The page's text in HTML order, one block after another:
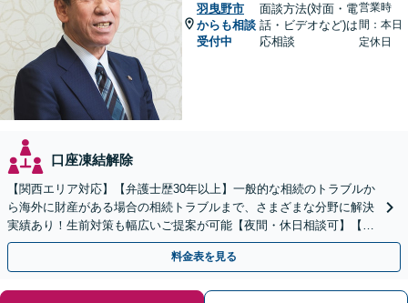
羽曳野市
からも相談
受付中
面談方法(対面・電
話・ビデオなど)は
応相談
営業時
間：本日
定休日
口座凍結解除
【関西エリア対応】【弁護士歴30年以上】一般的な相続のトラブルか
ら海外に財産がある場合の相続トラブルまで、さまざまな分野に解決
実績あり！生前対策も幅広いご提案が可能【夜間・休日相談可】【完
全個室】
料金表を見る